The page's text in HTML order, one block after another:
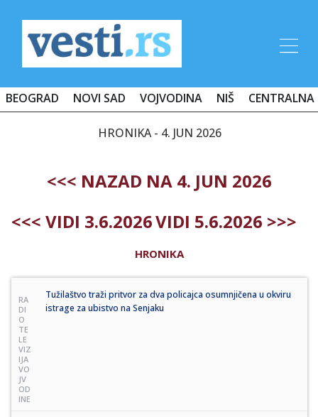
BEOGRAD NOVI SAD VOJVODINA NIŠ CENTRALNA
HRONIKA - 4. JUN 2026
<<< NAZAD NA 4. JUN 2026
<<< VIDI 3.6.2026VIDI 5.6.2026 >>>
HRONIKA
RA
DI
O
TE
LE
VIZ
IJA
VO
JV
OD
INE
Tužilaštvo traži pritvor za dva policajca osumnjičena u okviru
istrage za ubistvo na Senjaku